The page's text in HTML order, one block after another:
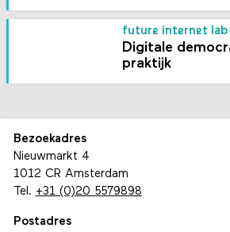
future internet lab
Digitale
praktijk
Bezoekadres
Nieuwmarkt 4
1012 CR Amsterdam
Tel. +31 (0)20 5579898
Postadres